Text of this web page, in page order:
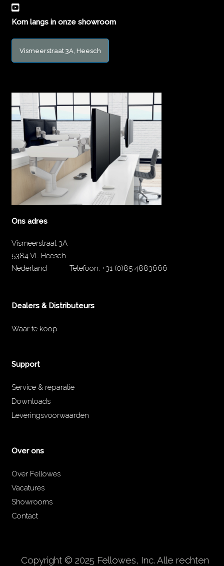
Kom langs in onze showroom
Vismeerstraat 3A, Heesch
Ons adres
Vismeerstraat 3A
5384 VL Heesch
Nederland
Telefoon: +31 (0)85 4883666
Dealers & Distributeurs
Waar te koop
Support
Service & reparatie
Downloads
Leveringsvoorwaarden
Over ons
Over Fellowes
Vacatures
Showrooms
Contact
Copyright © 2025 Fellowes, Inc. Alle rechten